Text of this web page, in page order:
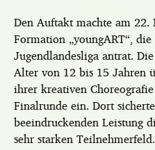
Den Auftakt machte am
Formation „youngART“,
Jugendlandesliga antrat.
Alter von 12 bis 15 Jahren
ihrer kreativen
Finalrunde ein. Dort
beeindruckenden Leistung
sehr starken Teilnehmerfeld.